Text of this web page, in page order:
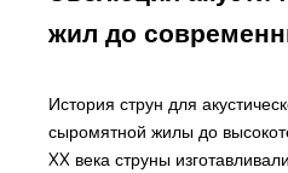
жил до
История струн для
сыромятной жилы до
XX века струны